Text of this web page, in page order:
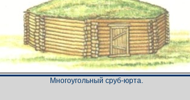
Многоугольный сруб-юрта.